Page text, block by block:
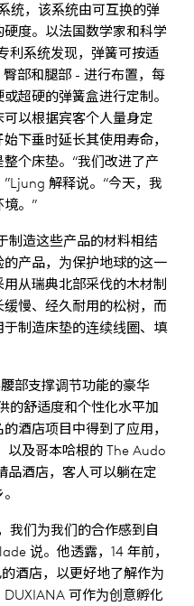
统，该系统由可互换的弹
度。以法国数学家和科学
利系统发现，弹簧可按适
部和腿部 - 进行布置，每
超硬的弹簧盒进行定制。
以根据宾客个人量身定
下垂时延长其使用寿命，
个床垫。“我们改进了产
解释说。“今天，我
。”
制造这些产品的材料相结
产品，为保护地球的这一
从瑞典北部采伐的木材制
慢、经久耐用的松树，而
制造床垫的连续线圈、填
部支撑调节功能的豪华
的舒适度和个性化水平加
酒店项目中得到了应用，
及哥本哈根的 The Audo
品酒店，客人可以躺在定
我们为我们的合作感到自
说。他透露，14 年前，
酒店，以更好地了解作为
可作为创意孵化